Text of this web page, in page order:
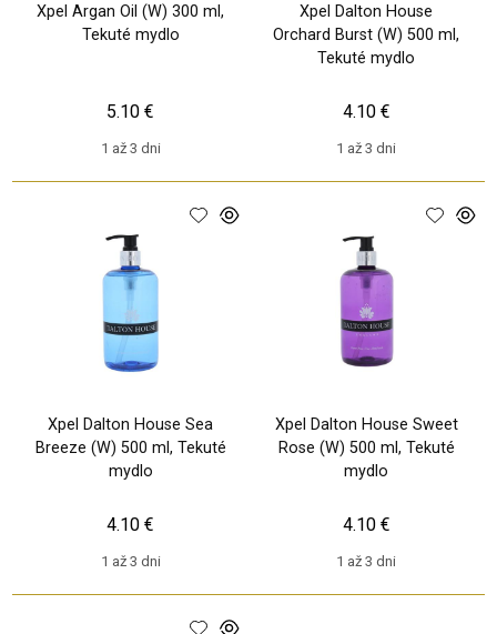
Xpel Argan Oil (W) 300 ml,
Tekuté mydlo
1 až 3 dni
5.10 €
Xpel Dalton House
Orchard Burst (W) 500 ml,
Tekuté mydlo
1 až 3 dni
4.10 €
Xpel Dalton House Sea
Breeze (W) 500 ml, Tekuté
mydlo
1 až 3 dni
4.10 €
Xpel Dalton House Sweet
Rose (W) 500 ml, Tekuté
mydlo
1 až 3 dni
4.10 €